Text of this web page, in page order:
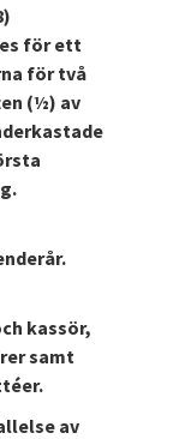
för ett
för två
(½) av
kassör,
samt
av